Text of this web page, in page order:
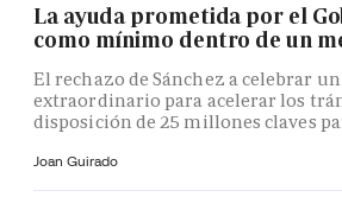
La ayuda prometida por el
como mínimo dentro de un
El rechazo de Sánchez a celebrar
extraordinario para acelerar los
disposición de 25 millones claves
Joan Guirado